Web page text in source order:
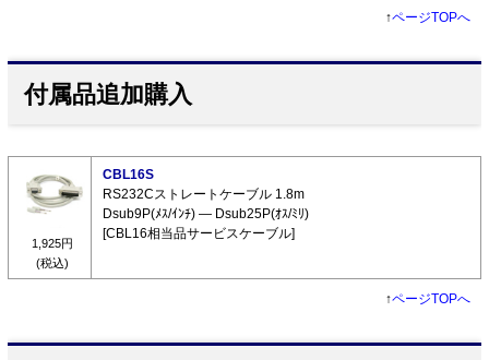
↑ページTOPへ
付属品追加購入
1,925円
(税込)
CBL16S
RS232Cストレートケーブル 1.8m
Dsub9P(ﾒｽ/ｲﾝﾁ) ― Dsub25P(ｵｽ/ﾐﾘ)
[CBL16相当品サービスケーブル]
↑ページTOPへ